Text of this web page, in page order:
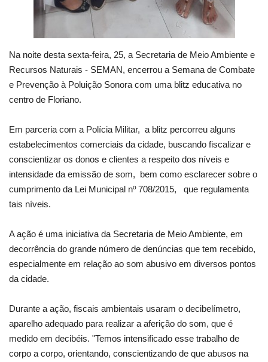
Na noite desta sexta-feira, 25, a Secretaria de Meio Ambiente e
Recursos Naturais - SEMAN, encerrou a Semana de Combate
e Prevenção à Poluição Sonora com uma blitz educativa no
centro de Floriano.
Em parceria com a Polícia Militar, a blitz percorreu alguns
estabelecimentos comerciais da cidade, buscando fiscalizar e
conscientizar os donos e clientes a respeito dos níveis e
intensidade da emissão de som, bem como esclarecer sobre o
cumprimento da Lei Municipal nº 708/2015, que regulamenta
tais níveis.
A ação é uma iniciativa da Secretaria de Meio Ambiente, em
decorrência do grande número de denúncias que tem recebido,
especialmente em relação ao som abusivo em diversos pontos
da cidade.
Durante a ação, fiscais ambientais usaram o decibelímetro,
aparelho adequado para realizar a aferição do som, que é
medido em decibéis. "Temos intensificado esse trabalho de
corpo a corpo, orientando, conscientizando de que abusos na